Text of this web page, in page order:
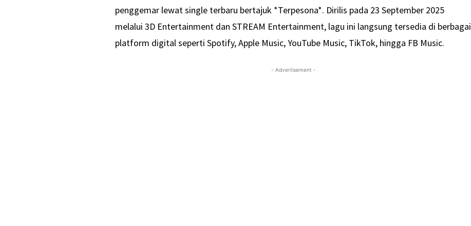
penggemar lewat single terbaru bertajuk *Terpesona*. Dirilis pada 23 September 2025
melalui 3D Entertainment dan STREAM Entertainment, lagu ini langsung tersedia di berbagai
platform digital seperti Spotify, Apple Music, YouTube Music, TikTok, hingga FB Music.
- Advertisement -